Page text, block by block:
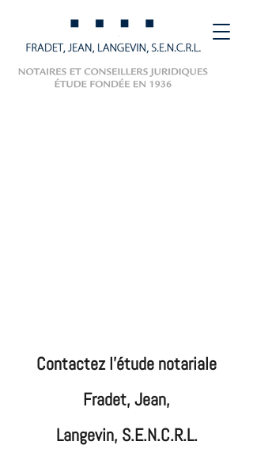
Contactez l’étude notariale
Fradet, Jean,
Langevin, S.E.N.C.R.L.